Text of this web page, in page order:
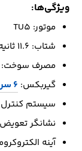
ویژگی‌ها:
موتور: TU5
شتاب: ۱۱.۶ ثانیه
مصرف سوخت: ۶.۶ لیتر در هر ۱۰۰ کیلومتر
گیربکس: ۶ سرعته اتومات
سیستم کنترل
نشانگر
آینه